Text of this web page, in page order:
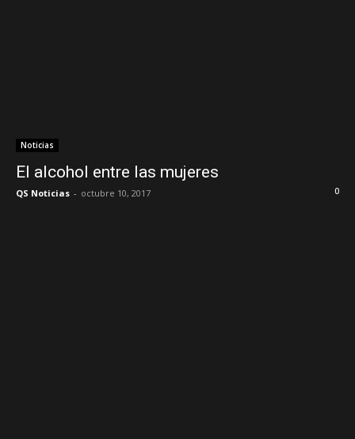
Noticias
El alcohol entre las mujeres
QS Noticias - octubre 10, 2017 0